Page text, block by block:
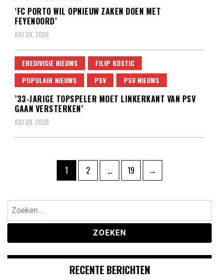
‘FC PORTO WIL OPNIEUW ZAKEN DOEN MET
FEYENOORD’
JULI 29, 2026
EREDIVISIE NIEUWS
FILIP KOSTIC
POPULAIR NIEUWS
PSV PSV NIEUWS
’33-JARIGE TOPSPELER MOET LINKERKANT VAN PSV
GAAN VERSTERKEN’
JULI 28, 2026
paginering
Pagina
1 Pagina
2 … Pagina
19 →
Zoeken
naar:
RECENTE BERICHTEN